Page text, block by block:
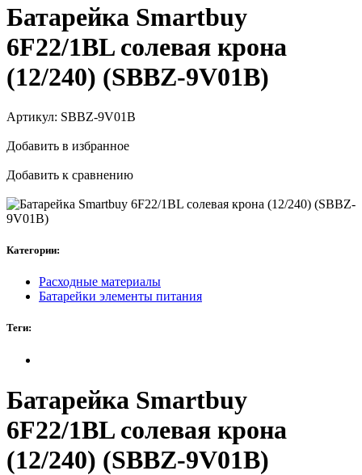
Батарейка Smartbuy
6F22/1BL солевая крона
(12/240) (SBBZ-9V01B)
Артикул: SBBZ-9V01B
Добавить в избранное
Добавить к сравнению
Категории:
Расходные материалы
Батарейки элементы питания
Теги:
Батарейка Smartbuy
6F22/1BL солевая крона
(12/240) (SBBZ-9V01B)